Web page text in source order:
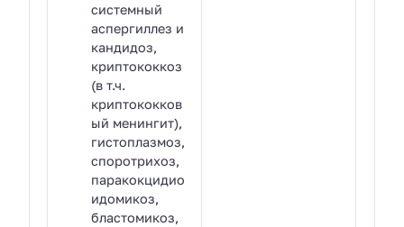
системный
аспергиллез и
кандидоз,
криптококкоз
(в т.ч.
криптококков
ый менингит),
гистоплазмоз,
споротрихоз,
паракокцидио
идомикоз,
бластомикоз,